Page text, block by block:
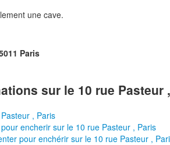
une cave.
Paris
sur le 10 rue Pasteur
, Paris
encherir sur le 10 rue Pasteur , Paris
pour enchérir sur le 10 rue Pasteur ,